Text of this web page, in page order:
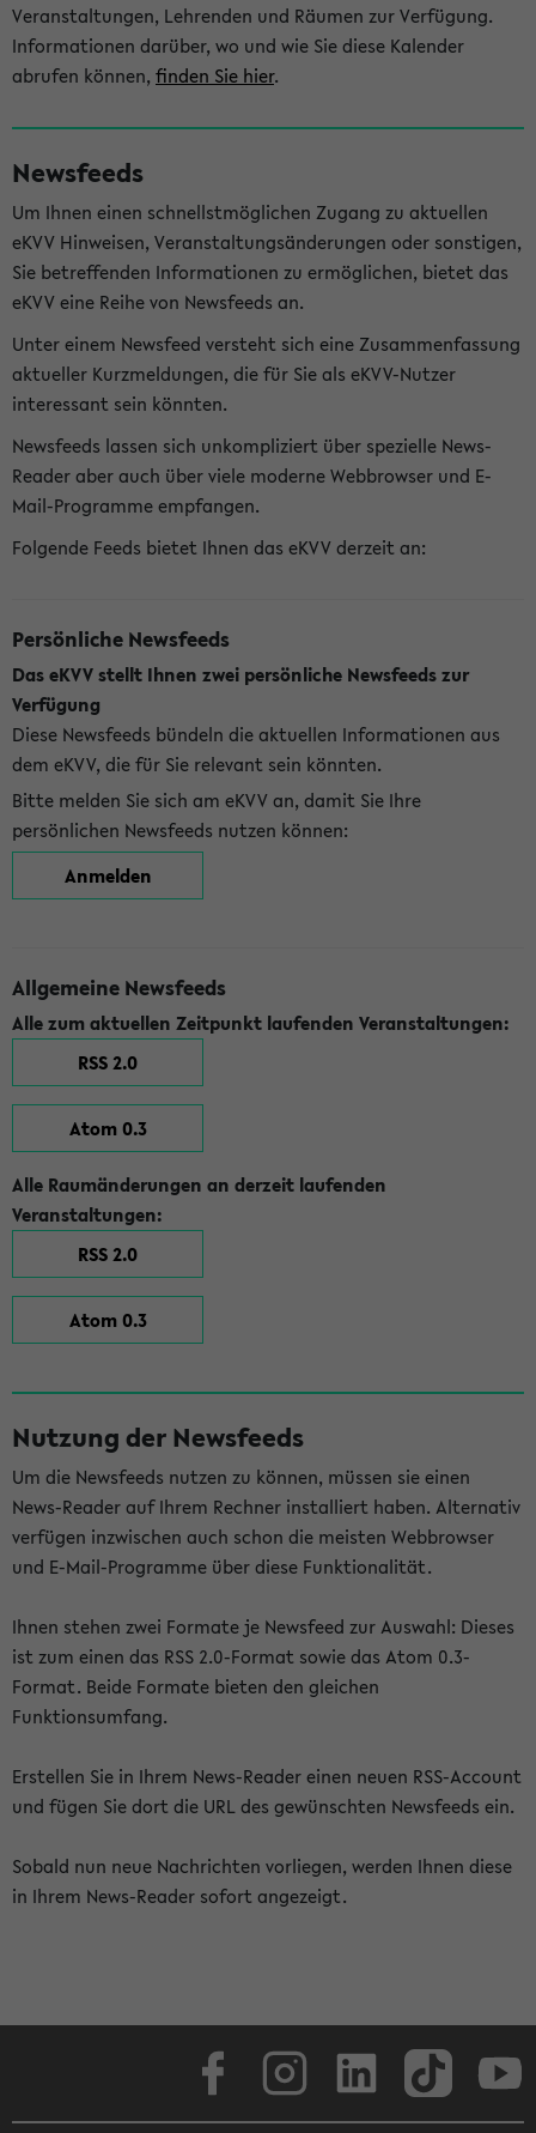
Veranstaltungen, Lehrenden und Räumen zur Verfügung.
Informationen darüber, wo und wie Sie diese Kalender
abrufen können, finden Sie hier.
Newsfeeds
Um Ihnen einen schnellstmöglichen Zugang zu aktuellen
eKVV Hinweisen, Veranstaltungsänderungen oder sonstigen,
Sie betreffenden Informationen zu ermöglichen, bietet das
eKVV eine Reihe von Newsfeeds an.
Unter einem Newsfeed versteht sich eine Zusammenfassung
aktueller Kurzmeldungen, die für Sie als eKVV-Nutzer
interessant sein könnten.
Newsfeeds lassen sich unkompliziert über spezielle News-
Reader aber auch über viele moderne Webbrowser und E-
Mail-Programme empfangen.
Folgende Feeds bietet Ihnen das eKVV derzeit an:
Persönliche Newsfeeds
Das eKVV stellt Ihnen zwei persönliche Newsfeeds zur
Verfügung
Diese Newsfeeds bündeln die aktuellen Informationen aus
dem eKVV, die für Sie relevant sein könnten.
Bitte melden Sie sich am eKVV an, damit Sie Ihre
persönlichen Newsfeeds nutzen können:
Anmelden
Allgemeine Newsfeeds
Alle zum aktuellen Zeitpunkt laufenden Veranstaltungen:
RSS 2.0
Atom 0.3
Alle Raumänderungen an derzeit laufenden
Veranstaltungen:
RSS 2.0
Atom 0.3
Nutzung der Newsfeeds
Um die Newsfeeds nutzen zu können, müssen sie einen
News-Reader auf Ihrem Rechner installiert haben. Alternativ
verfügen inzwischen auch schon die meisten Webbrowser
und E-Mail-Programme über diese Funktionalität.
Ihnen stehen zwei Formate je Newsfeed zur Auswahl: Dieses
ist zum einen das RSS 2.0-Format sowie das Atom 0.3-
Format. Beide Formate bieten den gleichen
Funktionsumfang.
Erstellen Sie in Ihrem News-Reader einen neuen RSS-Account
und fügen Sie dort die URL des gewünschten Newsfeeds ein.
Sobald nun neue Nachrichten vorliegen, werden Ihnen diese
in Ihrem News-Reader sofort angezeigt.